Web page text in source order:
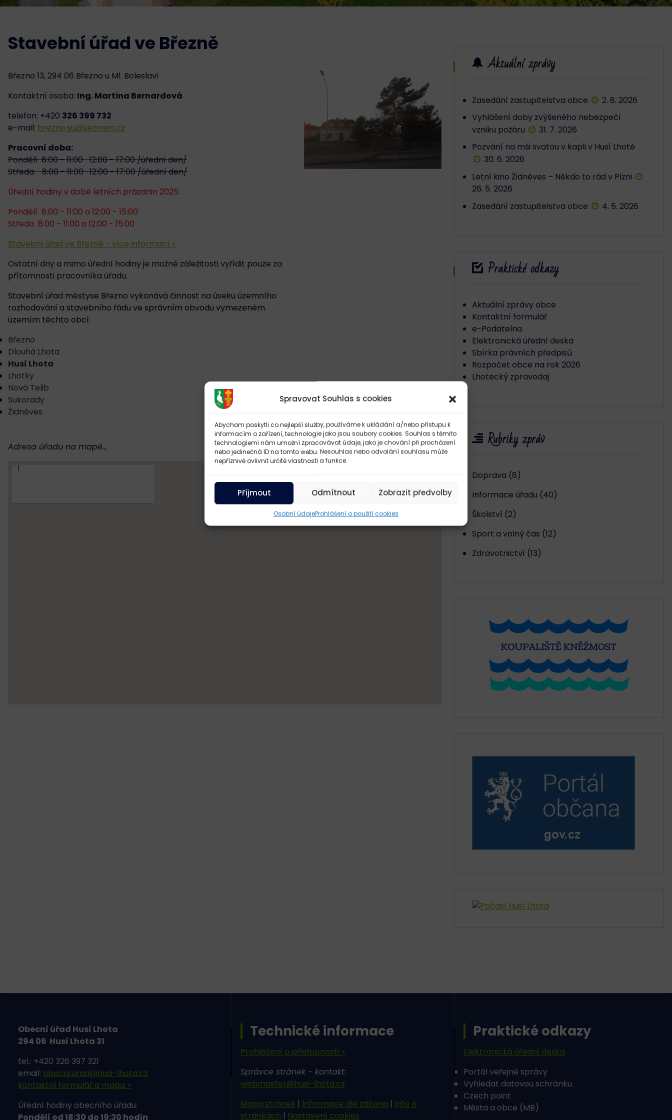
Spravovat Souhlas s cookies
Abychom poskytli co nejlepší služby, používáme k ukládání a/nebo přístupu k
informacím o zařízení, technologie jako jsou soubory cookies. Souhlas s těmito
technologiemi nám umožní zpracovávat údaje, jako je chování při procházení
nebo jedinečná ID na tomto webu. Nesouhlas nebo odvolání souhlasu může
nepříznivě ovlivnit určité vlastnosti a funkce.
Příjmout Odmítnout Zobrazit předvolby
Osobní údajeProhlášení o použití cookies
Stavební úřad ve Březně
Březno 13, 294 06 Březno u Ml. Boleslavi
Kontaktní osoba: Ing. Martina Bernardová
telefon: +420 326 399 732
e-mail: brezno.su@seznam.cz
Pracovní doba:
Pondělí 8:00 - 11:00 12:00 - 17:00 /úřední den/
Středa 8:00 - 11:00 12:00 - 17:00 /úřední den/
Úřední hodiny v době letních prázdnin 2025:
Pondělí 8:00 - 11:00 a 12:00 - 15:00
Středa 8:00 - 11:00 a 12:00 - 15:00
Stavební úřad ve Březně - více informací >
Ostatní dny a mimo úřední hodiny je možné záležitosti vyřídit pouze za
přítomnosti pracovníka úřadu.
Stavební úřad městyse Březno vykonává činnost na úseku územního
rozhodování a stavebního řádu ve správním obvodu vymezeném
územím těchto obcí:
Březno
Dlouhá Lhota
Husí Lhota
Lhotky
Nová Telib
Sukorady
Židněves
Adresa úřadu na mapě...
Aktuální zprávy
Zasedání zastupitelstva obce
2. 8. 2026
Vyhlášení doby zvýšeného nebezpečí
vzniku požáru
31. 7. 2026
Pozvání na mši svatou v kapli v Husí Lhotě
30. 6. 2026
Letní kino Židněves – Někdo to rád v Plzni
26. 5. 2026
Zasedání zastupitelstva obce
4. 5. 2026
Praktické odkazy
Aktuální zprávy obce
Kontaktní formulář
e-Podatelna
Elektronická úřední deska
Sbírka právních předpisů
Rozpočet obce na rok 2026
Lhotecký zpravodaj
Rubriky zpráv
Doprava (8)
Informace úřadu (40)
Školství (2)
Sport a volný čas (12)
Zdravotnictví (13)
Obecní úřad Husí Lhota
294 06 Husí Lhota 31
tel.: +420 326 397 321
email: obecni.urad@husi-lhota.cz
kontaktní formulář a mapa >
Úřední hodiny obecního úřadu:
Pondělí od 18:30 do 19:30 hodin
Technické informace
Prohlášení o přístupnosti >
Správce stránek - kontakt:
webmaster@husi-lhota.cz
Mapa stránek | Informace dle zákona | Info o
stránkách | Nastavení cookies
Praktické odkazy
Elektronická úřední deska
Portál veřejné správy
Vyhledat datovou schránku
Czech point
Města a obce (MB)